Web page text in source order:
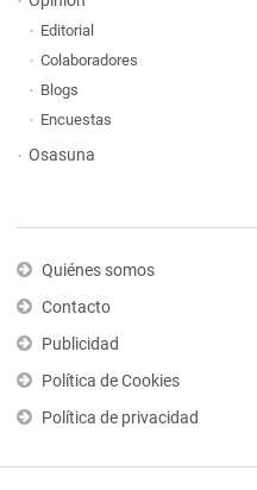
Editorial
Colaboradores
Blogs
Encuestas
Osasuna
Quiénes somos
Contacto
Publicidad
Política de Cookies
Política de privacidad